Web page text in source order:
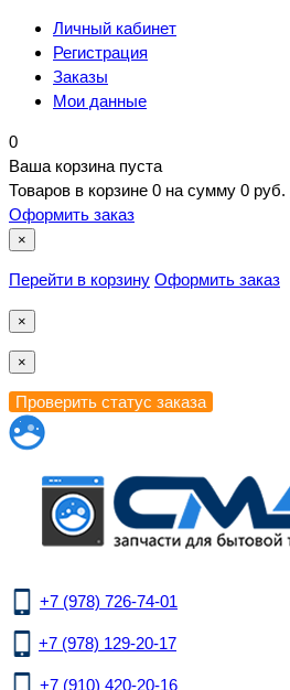
Личный кабинет
Регистрация
Заказы
Мои данные
0
Ваша корзина пуста
Товаров в корзине 0 на сумму 0 руб.
Оформить заказ
×
Перейти в корзину Оформить заказ
×
×
+7 (978) 726-74-01
+7 (978) 129-20-17
+7 (910) 420-20-16